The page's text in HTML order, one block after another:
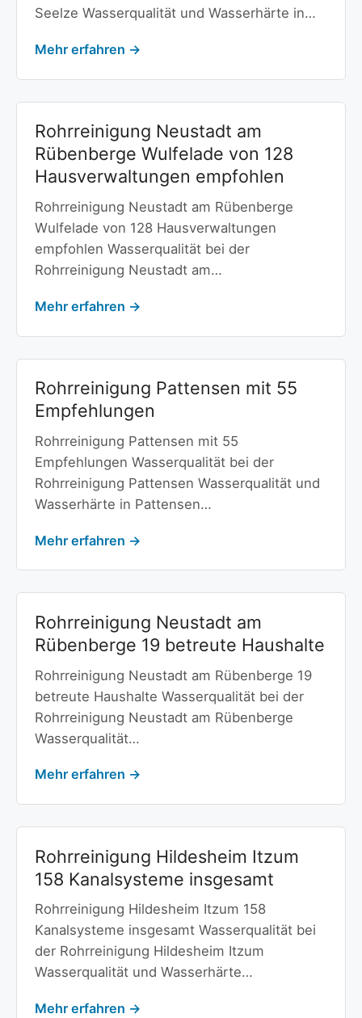
Seelze Wasserqualität und Wasserhärte in…
Mehr erfahren →
Rohrreinigung Neustadt am
Rübenberge Wulfelade von 128
Hausverwaltungen empfohlen
Rohrreinigung Neustadt am Rübenberge
Wulfelade von 128 Hausverwaltungen
empfohlen Wasserqualität bei der
Rohrreinigung Neustadt am…
Mehr erfahren →
Rohrreinigung Pattensen mit 55
Empfehlungen
Rohrreinigung Pattensen mit 55
Empfehlungen Wasserqualität bei der
Rohrreinigung Pattensen Wasserqualität und
Wasserhärte in Pattensen…
Mehr erfahren →
Rohrreinigung Neustadt am
Rübenberge 19 betreute Haushalte
Rohrreinigung Neustadt am Rübenberge 19
betreute Haushalte Wasserqualität bei der
Rohrreinigung Neustadt am Rübenberge
Wasserqualität…
Mehr erfahren →
Rohrreinigung Hildesheim Itzum
158 Kanalsysteme insgesamt
Rohrreinigung Hildesheim Itzum 158
Kanalsysteme insgesamt Wasserqualität bei
der Rohrreinigung Hildesheim Itzum
Wasserqualität und Wasserhärte…
Mehr erfahren →